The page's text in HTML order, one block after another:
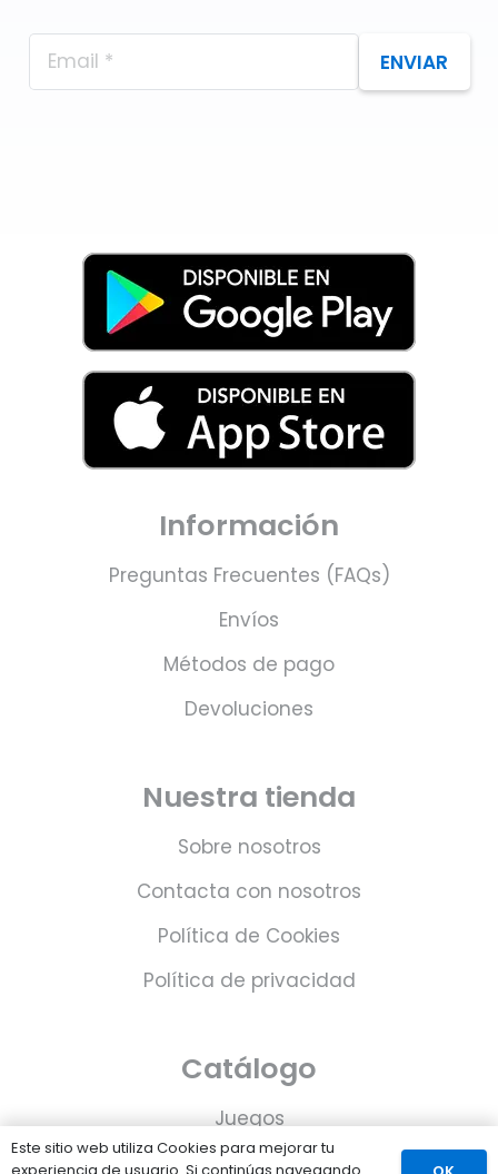
ENVIAR
Información
Preguntas Frecuentes (FAQs)
Envíos
Métodos de pago
Devoluciones
Nuestra tienda
Sobre nosotros
Contacta con nosotros
Política de Cookies
Política de privacidad
Catálogo
Juegos
Consolas
Este sitio web utiliza Cookies para mejorar tu